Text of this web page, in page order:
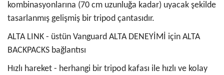
kombinasyonlarına (70 cm uzunluğa kadar) uyacak şekilde
tasarlanmış gelişmiş bir tripod çantasıdır.
ALTA LINK - üstün Vanguard ALTA DENEYİMİ için ALTA
BACKPACKS bağlantısı
Hızlı hareket - herhangi bir tripod kafası ile hızlı ve kolay